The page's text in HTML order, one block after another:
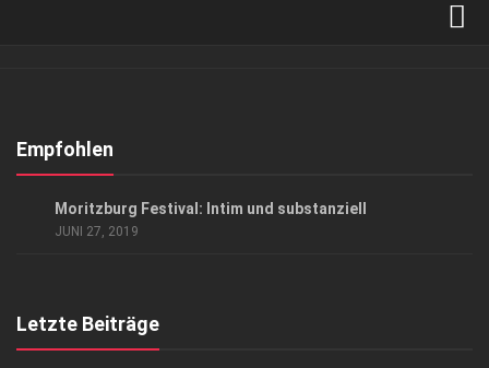
Kontakt, Impressum
Empfohlen
Moritzburg Festival: Intim und substanziell
JUNI 27, 2019
Letzte Beiträge